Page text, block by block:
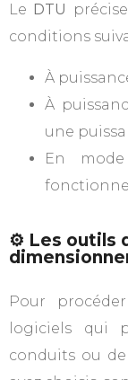
Le DTU
conditions
À
À
une
En
⚙️ Les outils
Pour
logiciels qui
conduits ou